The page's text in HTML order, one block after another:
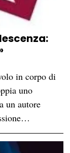
in corpo di
uno
un autore